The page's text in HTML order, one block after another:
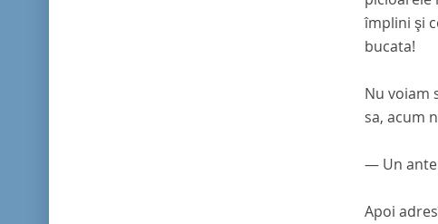
împlini şi
bucata!
Nu voiam
sa, acum
— Un
Apoi